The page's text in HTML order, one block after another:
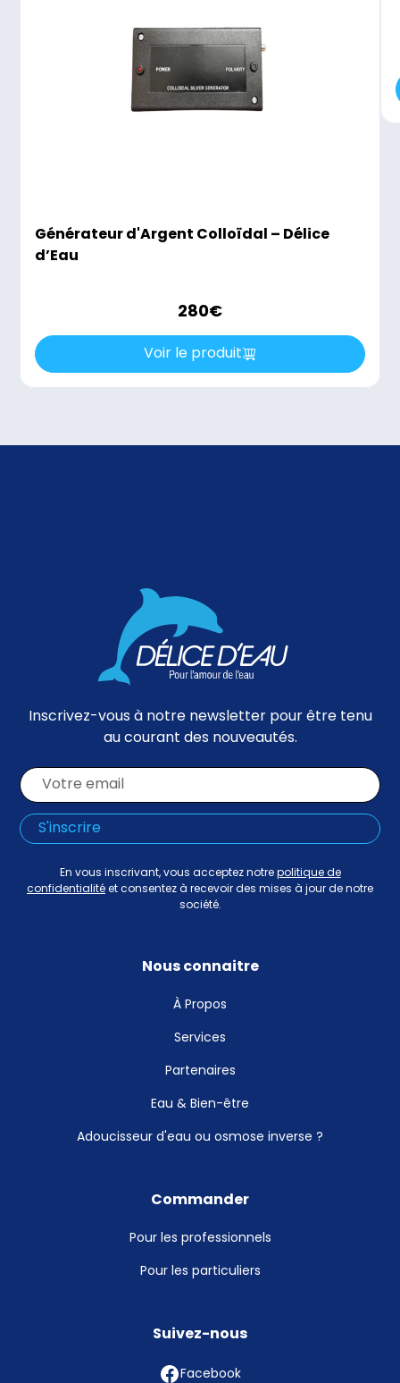
Générateur d'Argent Colloïdal – Délice
d’Eau
280€
Voir le produit
Inscrivez-vous à notre newsletter pour être tenu
au courant des nouveautés.
En vous inscrivant, vous acceptez notre politique de
confidentialité et consentez à recevoir des mises à jour de notre
société.
Nous connaitre
À Propos
Services
Partenaires
Eau & Bien-être
Adoucisseur d'eau ou osmose inverse ?
Commander
Pour les professionnels
Pour les particuliers
Suivez-nous
Facebook